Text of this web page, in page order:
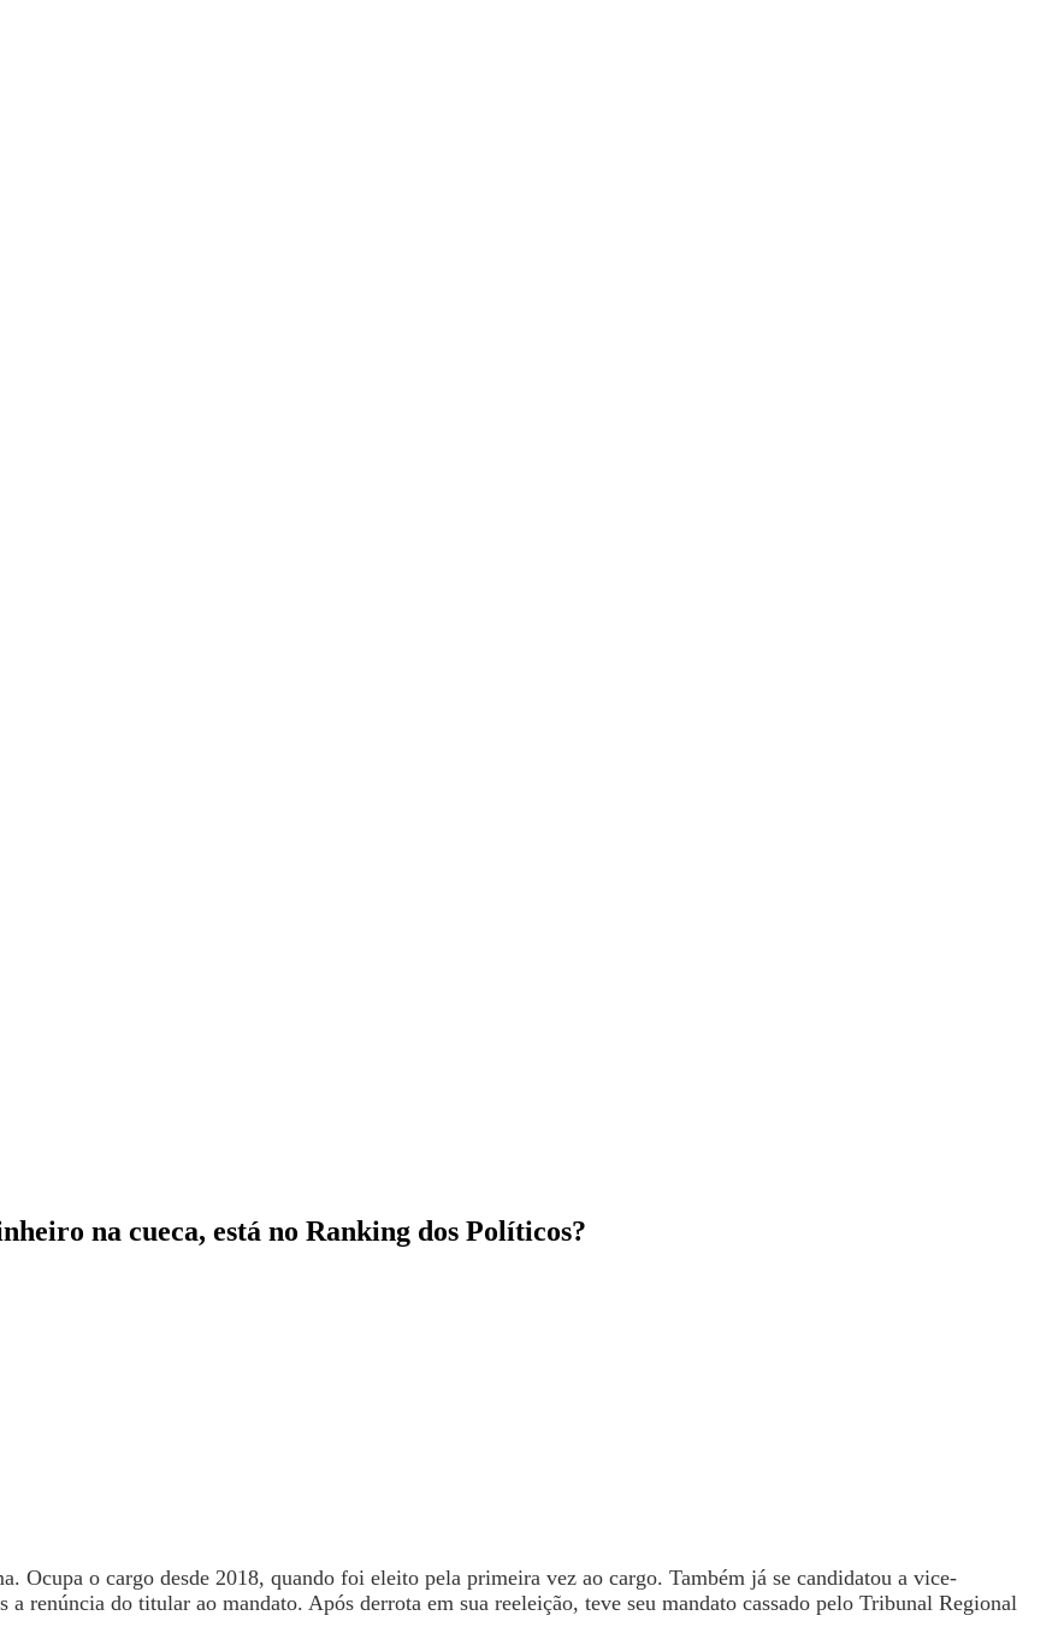
na cueca, está no Ranking dos Políticos?
Ocupa o cargo desde 2018, quando foi eleito pela primeira vez ao cargo. Também já se candidatou a vice-
renúncia do titular ao mandato. Após derrota em sua reeleição, teve seu mandato cassado pelo Tribunal Regional